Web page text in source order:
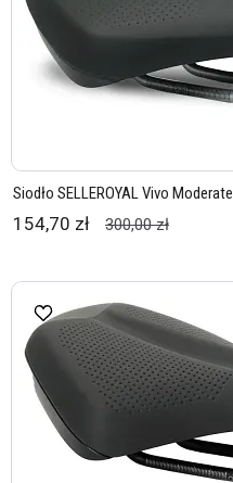
Siodło SELLEROYAL Vivo Moderate
154,70 zł 300,00 zł